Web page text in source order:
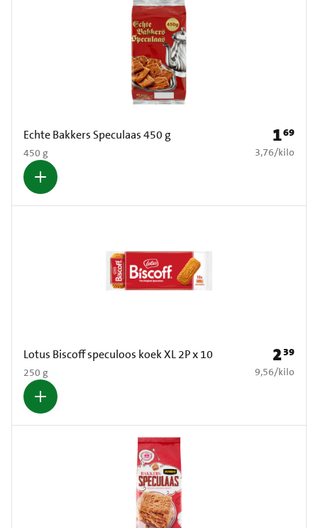
Echte Bakkers Speculaas 450 g
450 g
Prijs: €
169
€ 3,76 per kilo
3,76/kilo
Lotus Biscoff speculoos koek XL 2P x 10
250 g
Prijs: €
239
€ 9,56 per kilo
9,56/kilo